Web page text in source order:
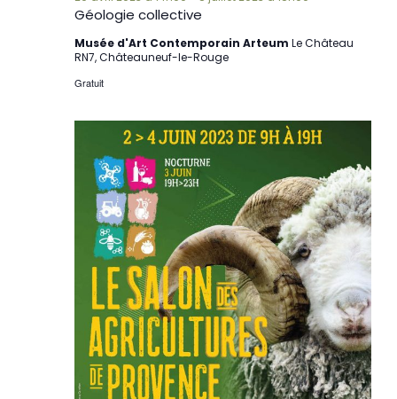
Géologie collective
Musée d'Art Contemporain Arteum Le Château
RN7, Châteauneuf-le-Rouge
Gratuit